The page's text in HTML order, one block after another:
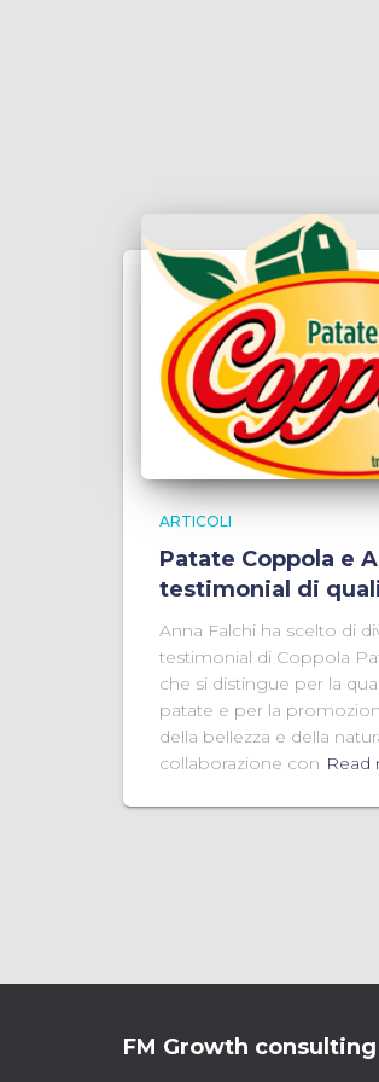
ARTICOLI
Patate Coppola e
testimonial di
Anna Falchi ha scelto di
testimonial di Coppola
che si distingue per la
patate e per la
della bellezza e della
collaborazione con Read
FM Growth consulting